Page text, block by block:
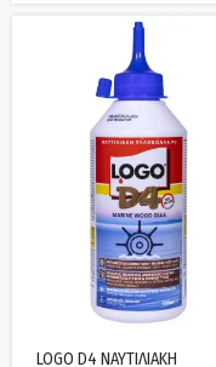
LOGO D4 ΝΑΥΤΙΛΙΑΚΗ